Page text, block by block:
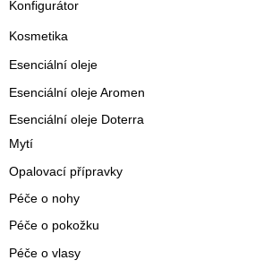
Konfigurátor
Kosmetika
Esenciální oleje
Esenciální oleje Aromen
Esenciální oleje Doterra
Mytí
Opalovací přípravky
Péče o nohy
Péče o pokožku
Péče o vlasy